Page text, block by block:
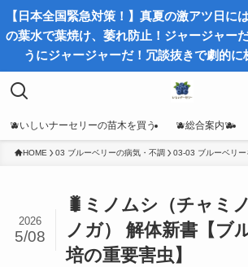
【日本全国緊急対策！】真夏の激アツ日に
の葉水で葉焼け、萎れ防止！ジャージャー
うにジャージャーだ！冗談抜きで劇的に
🫐いしいナーセリーの苗木を買う 🫐総合案内🫐
HOME 03 ブルーベリーの病気・不調 03-03 ブルーベリ
🐛ミノムシ（チャミ
ノガ） 解体新書【ブ
培の重要害虫】
2026
5/08